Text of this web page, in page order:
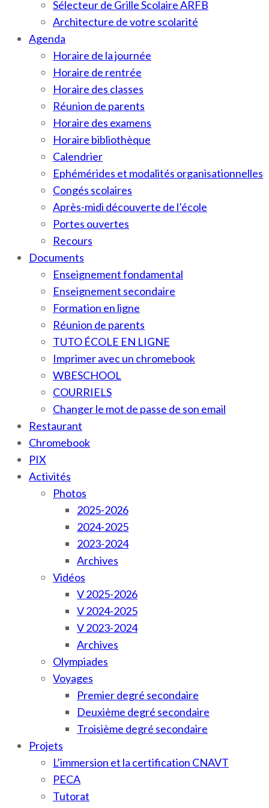
Sélecteur de Grille Scolaire ARFB
Architecture de votre scolarité
Agenda
Horaire de la journée
Horaire de rentrée
Horaire des classes
Réunion de parents
Horaire des examens
Horaire bibliothèque
Calendrier
Ephémérides et modalités organisationnelles
Congés scolaires
Après-midi découverte de l’école
Portes ouvertes
Recours
Documents
Enseignement fondamental
Enseignement secondaire
Formation en ligne
Réunion de parents
TUTO ÉCOLE EN LIGNE
Imprimer avec un chromebook
WBESCHOOL
COURRIELS
Changer le mot de passe de son email
Restaurant
Chromebook
PIX
Activités
Photos
2025-2026
2024-2025
2023-2024
Archives
Vidéos
V 2025-2026
V 2024-2025
V 2023-2024
Archives
Olympiades
Voyages
Premier degré secondaire
Deuxième degré secondaire
Troisième degré secondaire
Projets
L’immersion et la certification CNAVT
PECA
Tutorat